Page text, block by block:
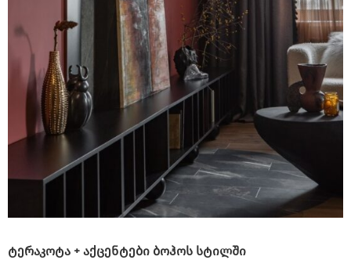
ტერაკოტა + აქცენტები ბოჰოს სტილში